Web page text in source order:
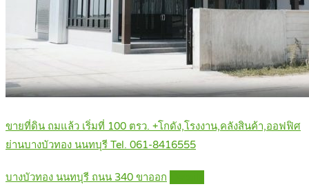
ขายที่ดิน ถมแล้ว เริ่มที่ 100 ตรว. +โกดัง,โรงงาน,คลังสินค้า,ออฟฟิศ
ย่านบางบัวทอง นนทบุรี Tel. 061-8416555
บางบัวทอง นนทบุรี ถนน 340 ขาออก